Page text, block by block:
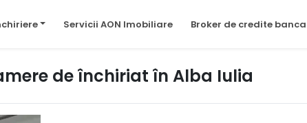
Servicii AON Imobiliare Broker de credite
de închiriat în Alba Iulia